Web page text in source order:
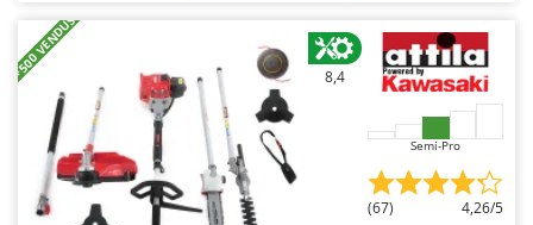
+500 VENDUS 8,4
Semi-Pro
(67) 4,26/5